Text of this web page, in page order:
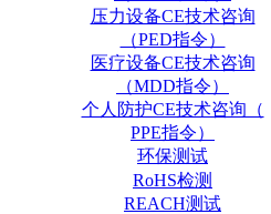
压力设备CE技术咨询
（PED指令）
医疗设备CE技术咨询
（MDD指令）
个人防护CE技术咨询（
PPE指令）
环保测试
RoHS检测
REACH测试